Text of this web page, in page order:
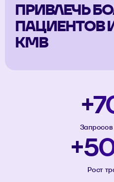
ПРИВЛЕЧЬ
ПАЦИЕНТОВ
КМВ
Рост